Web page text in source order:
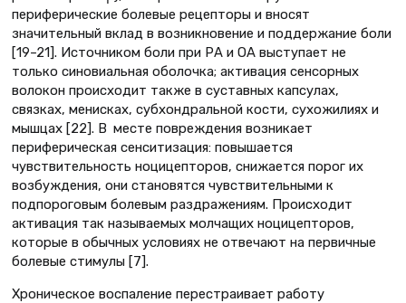
периферические болевые рецепторы и вносят
значительный вклад в возникновение и поддержание боли
[19–21]. Источником боли при РА и ОА выступает не
только синовиальная оболочка; активация сенсорных
волокон происходит также в суставных капсулах,
связках, менисках, субхондральной кости, сухожилиях и
мышцах [22]. В месте повреждения возникает
периферическая сенситизация: повышается
чувствительность ноцицепторов, снижается порог их
возбуждения, они становятся чувствительными к
подпороговым болевым раздражениям. Происходит
активация так называемых молчащих ноцицепторов,
которые в обычных условиях не отвечают на первичные
болевые стимулы [7].
Хроническое воспаление перестраивает работу